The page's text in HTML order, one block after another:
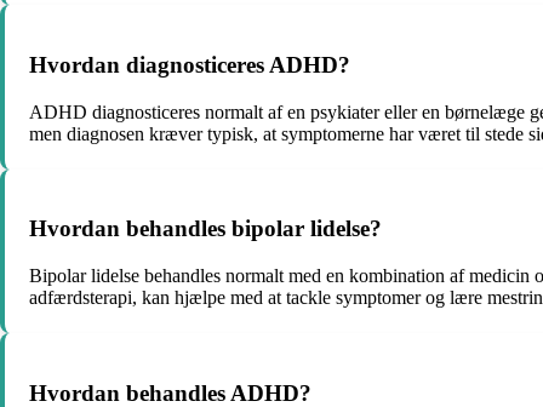
Hvordan diagnosticeres ADHD?
ADHD diagnosticeres normalt af en psykiater eller en børnelæge
men diagnosen kræver typisk, at symptomerne har været til stede
Hvordan behandles bipolar lidelse?
Bipolar lidelse behandles normalt med en kombination af
adfærdsterapi, kan hjælpe med at tackle symptomer og lære
Hvordan behandles ADHD?